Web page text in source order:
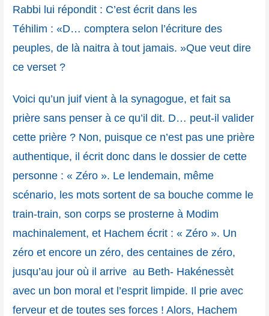
Rabbi lui répondit : C’est écrit dans les
Téhilim : «D… comptera selon l’écriture des
peuples, de là naitra à tout jamais. »Que veut dire
ce verset ?
Voici qu’un juif vient à la synagogue, et fait sa
prière sans penser à ce qu’il dit. D… peut-il valider
cette prière ? Non, puisque ce n’est pas une prière
authentique, il écrit donc dans le dossier de cette
personne : « Zéro ». Le lendemain, même
scénario, les mots sortent de sa bouche comme le
train-train, son corps se prosterne à Modim
machinalement, et Hachem écrit : « Zéro ». Un
zéro et encore un zéro, des centaines de zéro,
jusqu’au jour où il arrive au Beth- Hakénessèt
avec un bon moral et l’esprit limpide. Il prie avec
ferveur et de toutes ses forces ! Alors, Hachem